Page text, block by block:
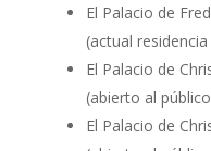
El Palacio de
(actual
El Palacio de
(abierto al
El Palacio de